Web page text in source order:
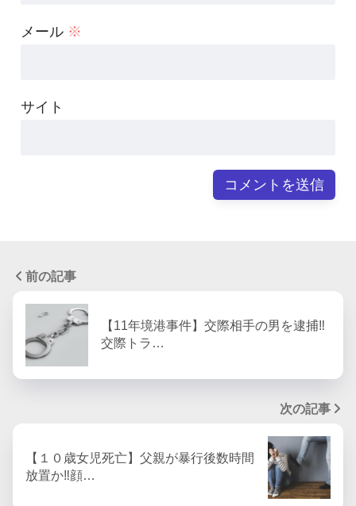
メール ※
サイト
前の記事
【11年境港事件】交際相手の男を逮捕‼︎
交際トラ…
次の記事
【１０歳女児死亡】父親が暴行後数時間
放置か‼︎顔…